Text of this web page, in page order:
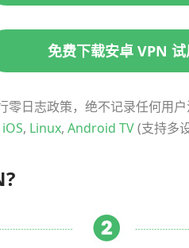
免费下载安卓 VPN 试
日志政策，绝不记录任何用户
iOS, Linux, Android TV(支持多